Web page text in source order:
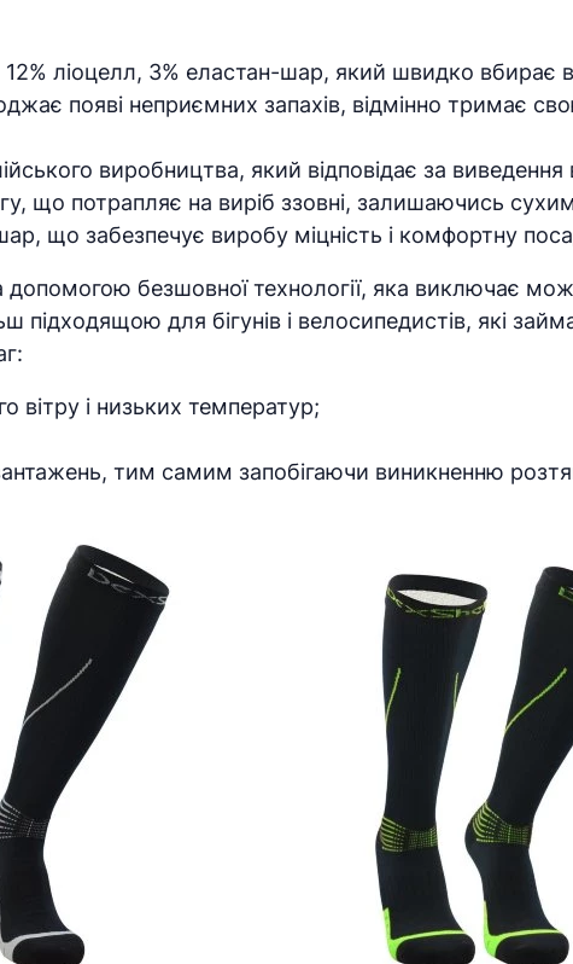
12% ліоцелл, 3% еластан-шар, який швидко
появі неприємних запахів, відмінно тримає
виробництва, який відповідає за виведення
що потрапляє на виріб ззовні, залишаючись
що забезпечує виробу міцність і комфортну
безшовної технології, яка виключає
підходящою для бігунів і велосипедистів, які
вітру і низьких температур;
тим самим запобігаючи виникненню